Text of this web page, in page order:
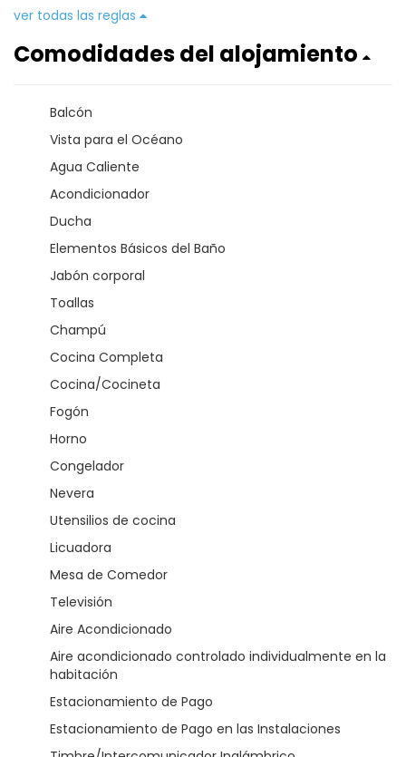
ver todas las reglas
Comodidades del alojamiento
Balcón
Vista para el Océano
Agua Caliente
Acondicionador
Ducha
Elementos Básicos del Baño
Jabón corporal
Toallas
Champú
Cocina Completa
Cocina/Cocineta
Fogón
Horno
Congelador
Nevera
Utensilios de cocina
Licuadora
Mesa de Comedor
Televisión
Aire Acondicionado
Aire acondicionado controlado individualmente en la
habitación
Estacionamiento de Pago
Estacionamiento de Pago en las Instalaciones